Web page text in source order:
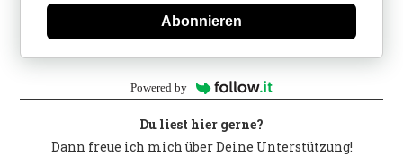
Abonnieren
Powered by
Du liest hier gerne?
Dann freue ich mich über Deine Unterstützung!